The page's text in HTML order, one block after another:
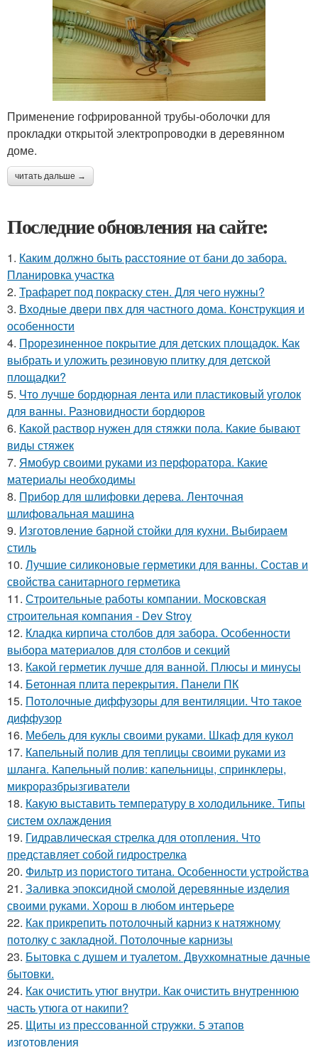
Применение гофрированной трубы-оболочки для
прокладки открытой электропроводки в деревянном
доме.
читать дальше →
Последние обновления на сайте:
1. Каким должно быть расстояние от бани до забора.
Планировка участка
2. Трафарет под покраску стен. Для чего нужны?
3. Входные двери пвх для частного дома. Конструкция и
особенности
4. Прорезиненное покрытие для детских площадок. Как
выбрать и уложить резиновую плитку для детской
площадки?
5. Что лучше бордюрная лента или пластиковый уголок
для ванны. Разновидности бордюров
6. Какой раствор нужен для стяжки пола. Какие бывают
виды стяжек
7. Ямобур своими руками из перфоратора. Какие
материалы необходимы
8. Прибор для шлифовки дерева. Ленточная
шлифовальная машина
9. Изготовление барной стойки для кухни. Выбираем
стиль
10. Лучшие силиконовые герметики для ванны. Состав и
свойства санитарного герметика
11. Строительные работы компании. Московская
строительная компания - Dev Stroy
12. Кладка кирпича столбов для забора. Особенности
выбора материалов для столбов и секций
13. Какой герметик лучше для ванной. Плюсы и минусы
14. Бетонная плита перекрытия. Панели ПК
15. Потолочные диффузоры для вентиляции. Что такое
диффузор
16. Мебель для куклы своими руками. Шкаф для кукол
17. Капельный полив для теплицы своими руками из
шланга. Капельный полив: капельницы, спринклеры,
микроразбрызгиватели
18. Какую выставить температуру в холодильнике. Типы
систем охлаждения
19. Гидравлическая стрелка для отопления. Что
представляет собой гидрострелка
20. Фильтр из пористого титана. Особенности устройства
21. Заливка эпоксидной смолой деревянные изделия
своими руками. Хорош в любом интерьере
22. Как прикрепить потолочный карниз к натяжному
потолку с закладной. Потолочные карнизы
23. Бытовка с душем и туалетом. Двухкомнатные дачные
бытовки.
24. Как очистить утюг внутри. Как очистить внутреннюю
часть утюга от накипи?
25. Щиты из прессованной стружки. 5 этапов
изготовления